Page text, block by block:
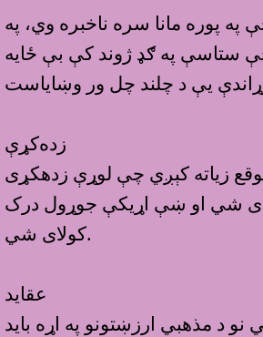
پوره مانا سره ناخبره وي، په
ستاسې په ګډ ژوند کې بې ځایه
زده‌کړې
زیاته کېږي چې لوړې زدهکړى
شي او ښې اړيکې جوړول درک
کولای شي.
عقايد
د مذهبي ارزښتونو په اړه باید